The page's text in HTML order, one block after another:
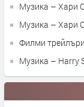
Музика – Хари
Музика – Хари
Филми
Музика – Harry